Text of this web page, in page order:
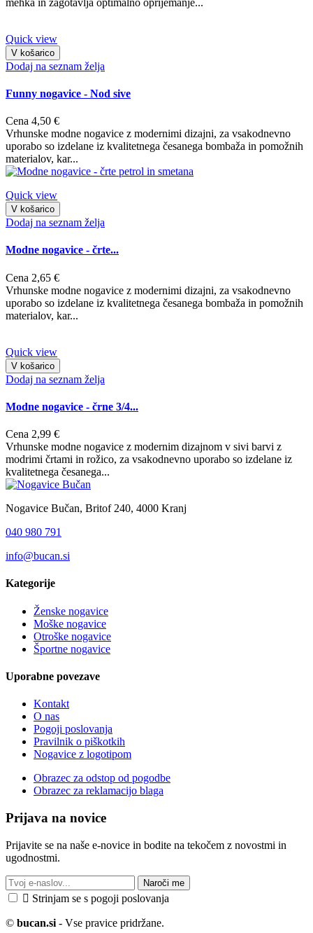
Quick view
V košarico
Dodaj na seznam želja
Funny nogavice - Nod sive
Cena 4,50 €
Vrhunske modne nogavice z modernimi dizajni, za vsakodnevno
uporabo so izdelane iz kvalitetnega česanega bombaža in pomožnih
materialov, kar...
Quick view
V košarico
Dodaj na seznam želja
Modne nogavice - črte...
Cena 2,65 €
Vrhunske modne nogavice z modernimi dizajni, za vsakodnevno
uporabo so izdelane iz kvalitetnega česanega bombaža in pomožnih
materialov, kar...
Quick view
V košarico
Dodaj na seznam želja
Modne nogavice - črne 3/4...
Cena 2,99 €
Vrhunske modne nogavice z modernim dizajnom v sivi barvi z
modrimi črtami in rožico, za vsakodnevno uporabo so izdelane iz
kvalitetnega česanega...
Nogavice Bučan, Britof 240, 4000 Kranj
040 980 791
info@bucan.si
Kategorije
Ženske nogavice
Moške nogavice
Otroške nogavice
Športne nogavice
Uporabne povezave
Kontakt
O nas
Pogoji poslovanja
Pravilnik o piškotkih
Nogavice z logotipom
Obrazec za odstop od pogodbe
Obrazec za reklamacijo blaga
Prijava na novice
Prijavite se na naše e-novice in bodite na tekočem z novostmi in
ugodnostmi.
Naroči me
 Strinjam se s pogoji poslovanja
© bucan.si - Vse pravice pridržane.